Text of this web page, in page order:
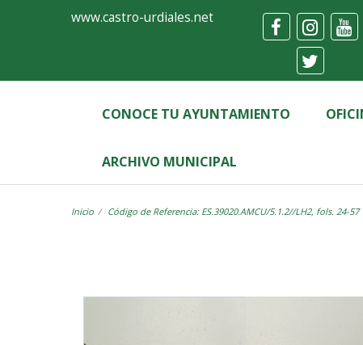
Ayuntamiento
Castro-
Urdiales
www.castro-urdiales.net
CONOCE TU AYUNTAMIENTO
ARCHIVO MUNICIPAL
Inicio Código de Referencia: ES.39020.AMCU/5.1.2//LH2, fols. 24-57